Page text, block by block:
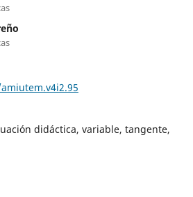
didáctica, variable, tangente,